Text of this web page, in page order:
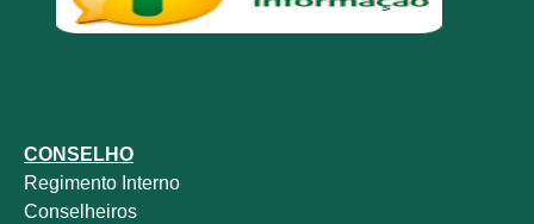
CONSELHO
Regimento Interno
Conselheiros